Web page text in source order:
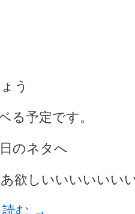
う
る予定です。
のネタへ
欲しいいいいいい
む →